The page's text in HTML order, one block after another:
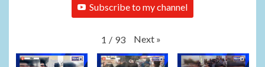
Subscribe to my channel
1 / 93 Next »